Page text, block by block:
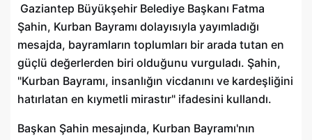
Gaziantep Büyükşehir Belediye Başkanı Fatma
Şahin, Kurban Bayramı dolayısıyla yayımladığı
mesajda, bayramların toplumları bir arada tutan en
güçlü değerlerden biri olduğunu vurguladı. Şahin,
"Kurban Bayramı, insanlığın vicdanını ve kardeşliğini
hatırlatan en kıymetli mirastır" ifadesini kullandı.
Başkan Şahin mesajında, Kurban Bayramı'nın